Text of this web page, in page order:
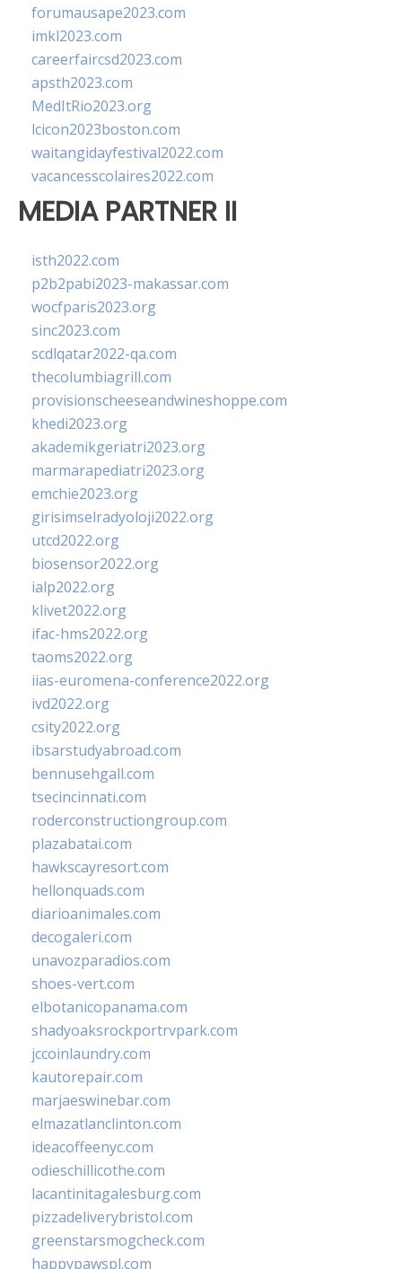
forumausape2023.com
imkl2023.com
careerfaircsd2023.com
apsth2023.com
MedItRio2023.org
lcicon2023boston.com
waitangidayfestival2022.com
vacancesscolaires2022.com
MEDIA PARTNER II
isth2022.com
p2b2pabi2023-makassar.com
wocfparis2023.org
sinc2023.com
scdlqatar2022-qa.com
thecolumbiagrill.com
provisionscheeseandwineshoppe.com
khedi2023.org
akademikgeriatri2023.org
marmarapediatri2023.org
emchie2023.org
girisimselradyoloji2022.org
utcd2022.org
biosensor2022.org
ialp2022.org
klivet2022.org
ifac-hms2022.org
taoms2022.org
iias-euromena-conference2022.org
ivd2022.org
csity2022.org
ibsarstudyabroad.com
bennusehgall.com
tsecincinnati.com
roderconstructiongroup.com
plazabatai.com
hawkscayresort.com
hellonquads.com
diarioanimales.com
decogaleri.com
unavozparadios.com
shoes-vert.com
elbotanicopanama.com
shadyoaksrockportrvpark.com
jccoinlaundry.com
kautorepair.com
marjaeswinebar.com
elmazatlanclinton.com
ideacoffeenyc.com
odieschillicothe.com
lacantinitagalesburg.com
pizzadeliverybristol.com
greenstarsmogcheck.com
happypawspl.com